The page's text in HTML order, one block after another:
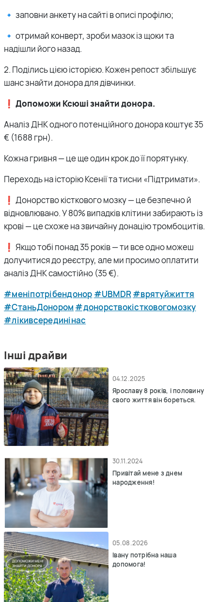
🔹 заповни анкету на сайті в описі профілю;
🔹 отримай конверт, зроби мазок із щоки та
надішли його назад.
2. Поділись цією історією. Кожен репост збільшує
шанс знайти донора для дівчинки.
❗️ Допоможи Ксюші знайти донора.
Аналіз ДНК одного потенційного донора коштує 35
€ (1688 грн).
Кожна гривня — це ще один крок до її порятунку.
Переходь на історію Ксенії та тисни «Підтримати».
❗️ Донорство кісткового мозку — це безпечно й
відновлювано. У 80% випадків клітини забирають із
крові — це схоже на звичайну донацію тромбоцитів.
❗️ Якщо тобі понад 35 років — ти все одно можеш
долучитися до реєстру, але ми просимо оплатити
аналіз ДНК самостійно (35 €).
#меніпотрібендонор #UBMDR#врятуйжиття
#СтаньДонором #донорствокістковогомозку
#лікивсерединінас
Інші драйви
04.12.2025
Ярославу 8 років, і половину
свого життя він бореться.
30.11.2024
Привітай мене з днем
народження!
05.08.2026
Івану потрібна наша
допомога!